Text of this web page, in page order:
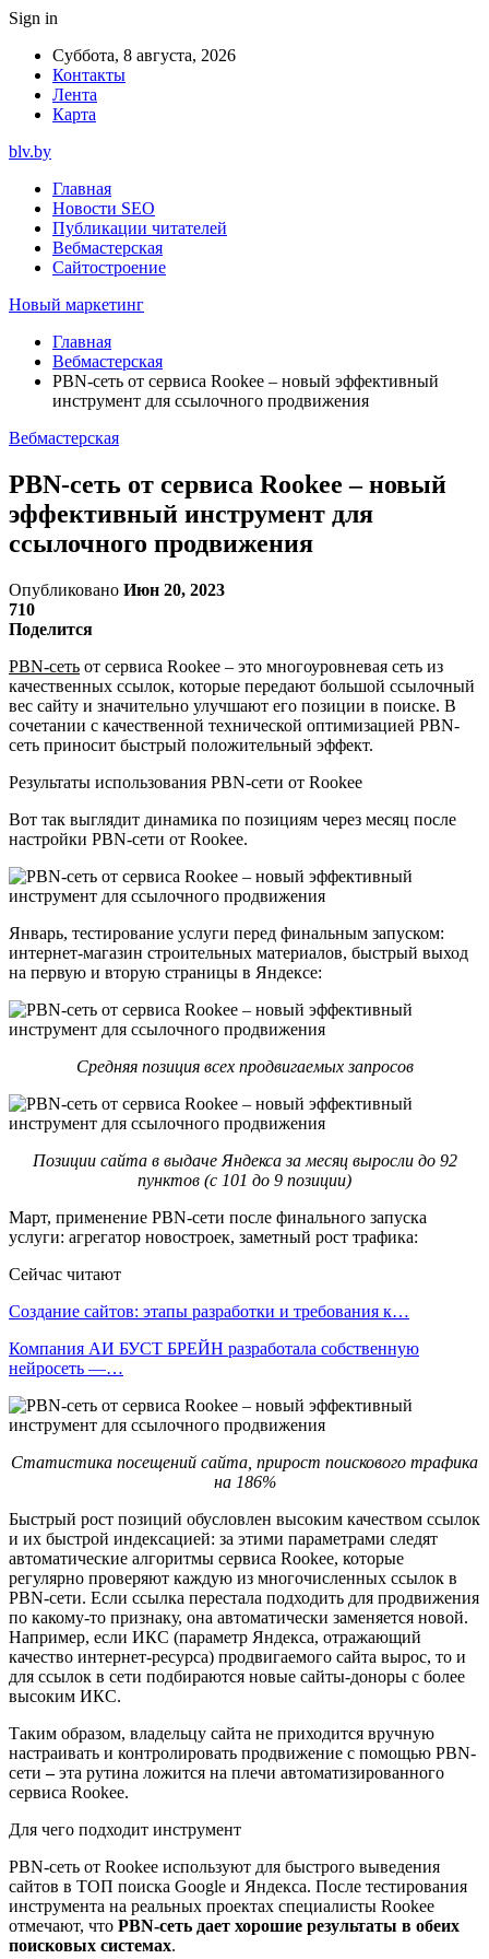
Sign in
Суббота, 8 августа, 2026
Контакты
Лента
Карта
blv.by
Главная
Новости SEO
Публикации читателей
Вебмастерская
Сайтостроение
Новый маркетинг
Главная
Вебмастерская
PBN-сеть от сервиса Rookee – новый эффективный
инструмент для ссылочного продвижения
Вебмастерская
PBN-сеть от сервиса Rookee – новый
эффективный инструмент для
ссылочного продвижения
Опубликовано Июн 20, 2023
710
Поделится
PBN-сеть от сервиса Rookee – это многоуровневая сеть из
качественных ссылок, которые передают большой ссылочный
вес сайту и значительно улучшают его позиции в поиске. В
сочетании с качественной технической оптимизацией PBN-
сеть приносит быстрый положительный эффект.
Результаты использования PBN-сети от Rookee
Вот так выглядит динамика по позициям через месяц после
настройки PBN-сети от Rookee.
Январь, тестирование услуги перед финальным запуском:
интернет-магазин строительных материалов, быстрый выход
на первую и вторую страницы в Яндексе:
Средняя позиция всех продвигаемых запросов
Позиции сайта в выдаче Яндекса за месяц выросли до 92
пунктов (с 101 до 9 позиции)
Март, применение PBN-сети после финального запуска
услуги: агрегатор новостроек, заметный рост трафика:
Сейчас читают
Создание сайтов: этапы разработки и требования к…
Компания АИ БУСТ БРЕЙН разработала собственную
нейросеть —…
Статистика посещений сайта, прирост поискового трафика
на 186%
Быстрый рост позиций обусловлен высоким качеством ссылок
и их быстрой индексацией: за этими параметрами следят
автоматические алгоритмы сервиса Rookee, которые
регулярно проверяют каждую из многочисленных ссылок в
PBN-сети. Если ссылка перестала подходить для продвижения
по какому-то признаку, она автоматически заменяется новой.
Например, если ИКС (параметр Яндекса, отражающий
качество интернет-ресурса) продвигаемого сайта вырос, то и
для ссылок в сети подбираются новые сайты-доноры с более
высоким ИКС.
Таким образом, владельцу сайта не приходится вручную
настраивать и контролировать продвижение с помощью PBN-
сети–эта рутина ложится на плечи автоматизированного
сервиса Rookee.
Для чего подходит инструмент
PBN-сеть от Rookee используют для быстрого выведения
сайтов в ТОП поиска Google и Яндекса. После тестирования
инструмента на реальных проектах специалисты Rookee
отмечают, что PBN-сеть дает хорошие результаты в обеих
поисковых системах.